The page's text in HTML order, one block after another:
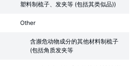
塑料制梳子、发夹等 (包括其类似品))
Other
含濒危动物成分的其他材料制梳子
(包括角质发夹等